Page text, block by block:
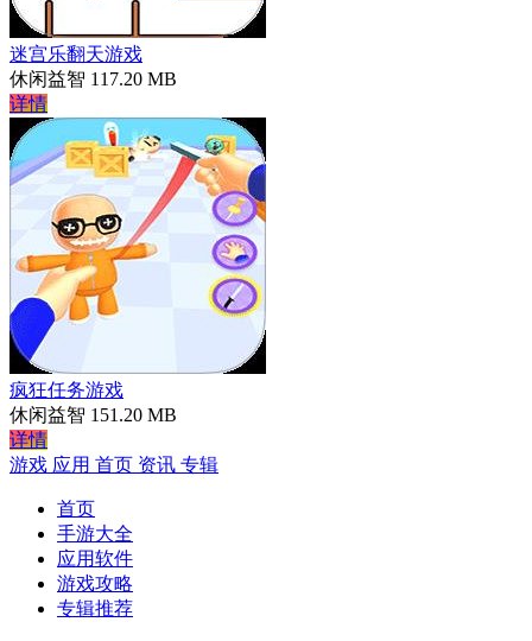
迷宫乐翻天游戏
休闲益智 117.20 MB
详情
疯狂任务游戏
休闲益智 151.20 MB
详情
游戏 应用 首页 资讯 专辑
首页
手游大全
应用软件
游戏攻略
专辑推荐